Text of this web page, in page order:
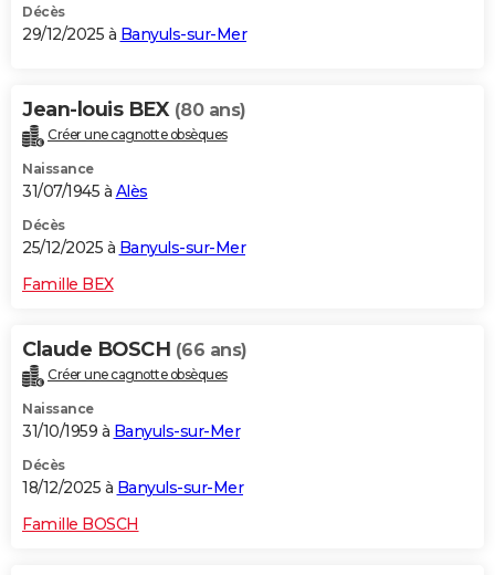
Décès
29/12/2025 à Banyuls-sur-Mer
Jean-louis BEX (80 ans)
Créer une cagnotte obsèques
Naissance
31/07/1945 à Alès
Décès
25/12/2025 à Banyuls-sur-Mer
Famille BEX
Claude BOSCH (66 ans)
Créer une cagnotte obsèques
Naissance
31/10/1959 à Banyuls-sur-Mer
Décès
18/12/2025 à Banyuls-sur-Mer
Famille BOSCH